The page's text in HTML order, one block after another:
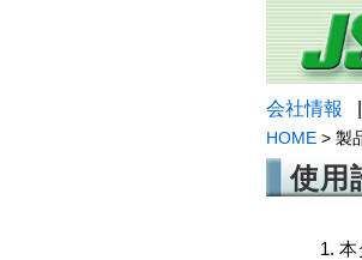
会社情報
HOME > 製
使用
1.